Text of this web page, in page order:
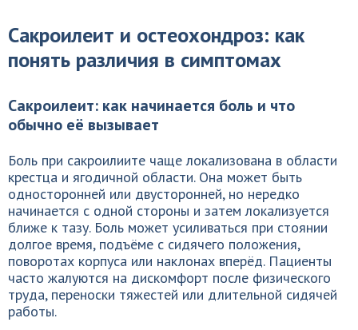
Сакроилеит и остеохондроз: как
понять различия в симптомах
Сакроилеит: как начинается боль и что
обычно её вызывает
Боль при сакроилиите чаще локализована в области
крестца и ягодичной области. Она может быть
односторонней или двусторонней, но нередко
начинается с одной стороны и затем локализуется
ближе к тазу. Боль может усиливаться при стоянии
долгое время, подъёме с сидячего положения,
поворотах корпуса или наклонах вперёд. Пациенты
часто жалуются на дискомфорт после физического
труда, переноски тяжестей или длительной сидячей
работы.